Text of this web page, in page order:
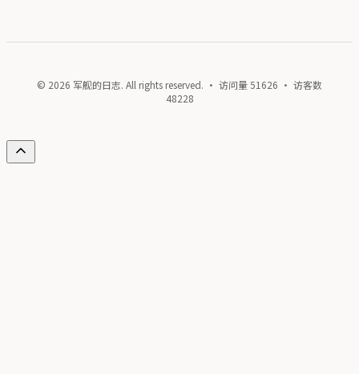
© 2026 军舰的日志. All rights reserved. · 访问量51626 · 访客数
48228